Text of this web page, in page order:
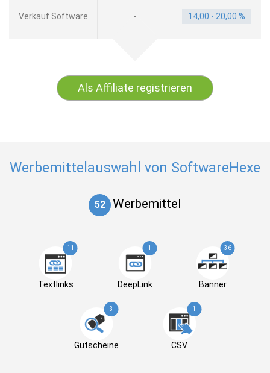
Verkauf Software - 14,00 - 20,00 %
Als Affiliate registrieren
Werbemittelauswahl von SoftwareHexe
52 Werbemittel
11
Textlinks
1
DeepLink
36
Banner
3
Gutscheine
1
CSV